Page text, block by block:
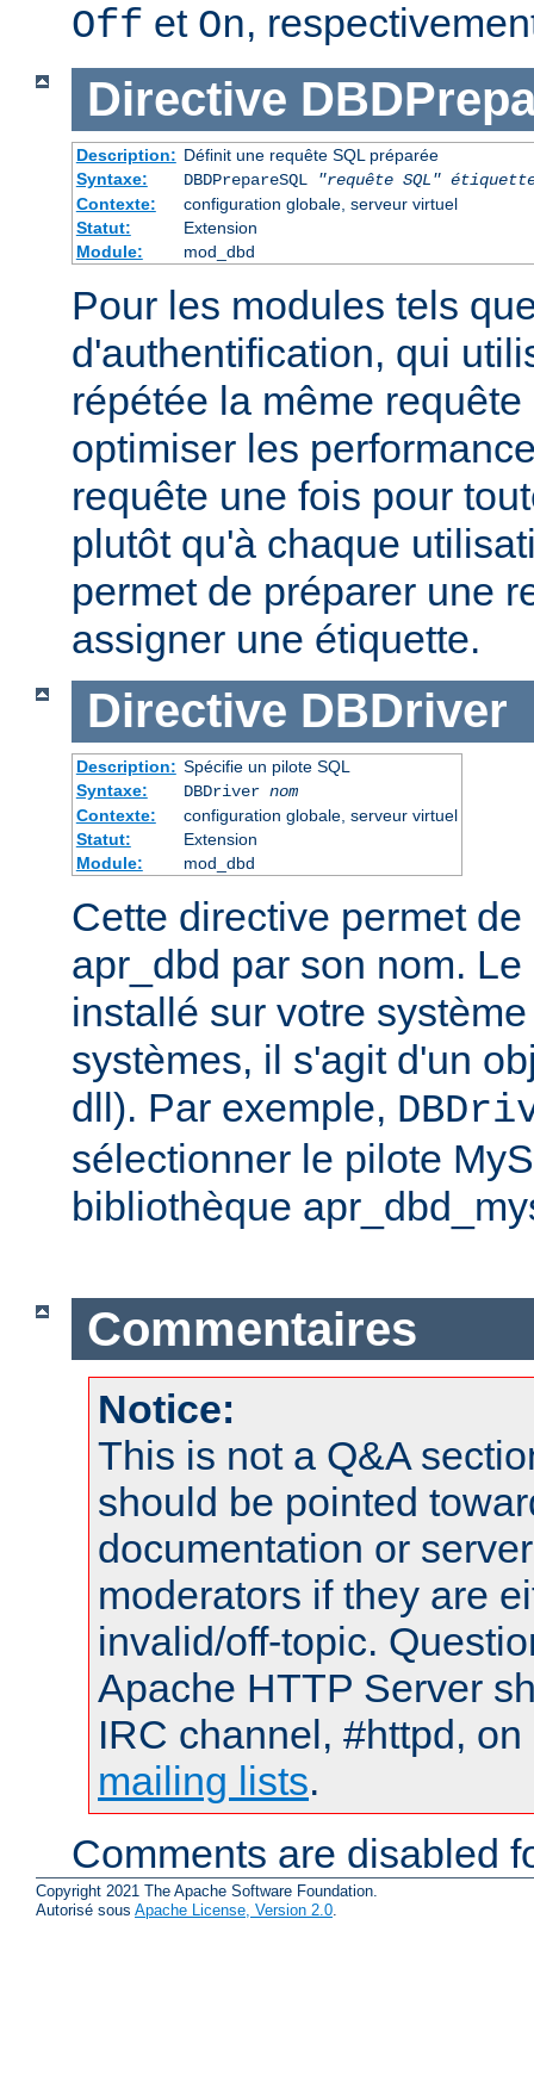
Off et On,
Directive
Description: Définit une requête SQL préparée
Syntaxe:
DBDPrepareSQL "requête SQL"
Contexte:
configuration globale, serveur virtuel
Statut:
Extension
Module:
mod_dbd
Pour les modules tels
d'authentification, qui
répétée la même
optimiser les
requête une fois pour
plutôt qu'à chaque
permet de préparer une
assigner une étiquette.
Directive DBDriver
Description: Spécifie un pilote SQL
Syntaxe:
DBDriver nom
Contexte:
configuration globale, serveur virtuel
Statut:
Extension
Module:
mod_dbd
Cette directive permet
apr_dbd par son nom.
installé sur votre
systèmes, il s'agit d'un
dll). Par exemple,
sélectionner le pilote
bibliothèque
Commentaires
Notice:
This is not a Q&A
should be pointed
documentation or
moderators if they are
invalid/off-topic.
Apache HTTP Server
IRC channel, #httpd,
mailing lists.
Comments are disabled
Copyright 2021 The Apache Software Foundation.
Autorisé sous Apache License, Version 2.0